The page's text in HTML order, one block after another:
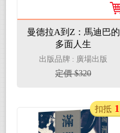
曼德拉A到Z：馬迪巴的
多面人生
出版品牌 : 廣場出版
定價 $320
扣抵 1